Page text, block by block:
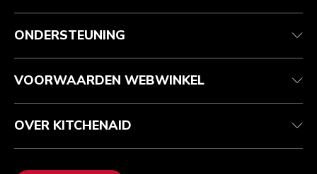
Health check
Je bestelling volgen
Garantie en documenten
Veelgestelde vragen
Algemene voorwaarden
Retournering en terugbetaling
Imprint
ODR
Het merk
Zoek een winkel
ONDERSTEUNING
VOORWAARDEN WEBWINKEL
OVER KITCHENAID